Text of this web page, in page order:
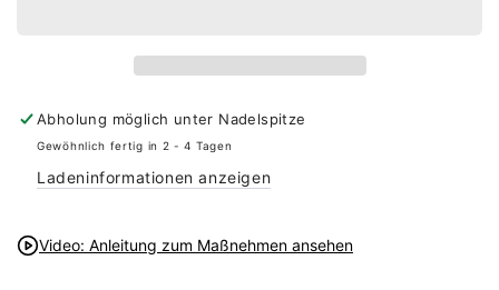
Spitze
Cecila
aus
Spitze
Abholung möglich unter Nadelspitze
Gewöhnlich fertig in 2 - 4 Tagen
Ladeninformationen anzeigen
Video: Anleitung zum Maßnehmen ansehen